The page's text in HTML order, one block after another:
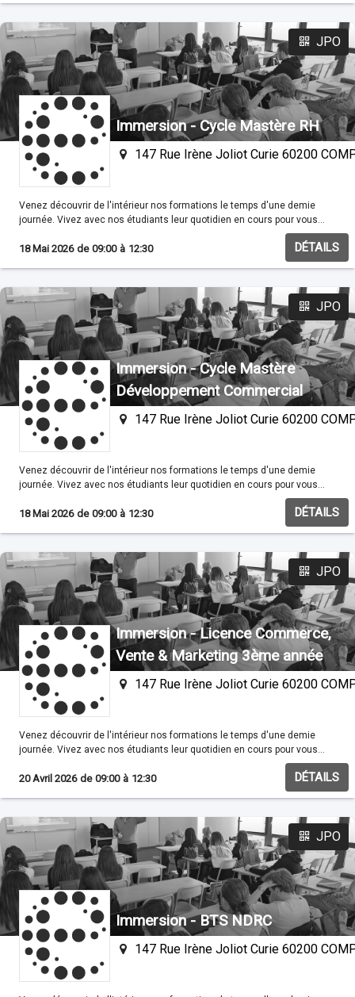
JPO
Immersion - Cycle Mastère RH
147 Rue Irène Joliot Curie 60200
Venez découvrir de l'intérieur nos formations le temps d'une demie
journée. Vivez avec nos étudiants leur quotidien en cours pour vous
18 Mai 2026 de 09:00 à 12:30 DÉTAILS
JPO
Immersion - Cycle Mastère
Développement Commercial
147 Rue Irène Joliot Curie 60200
Venez découvrir de l'intérieur nos formations le temps d'une demie
journée. Vivez avec nos étudiants leur quotidien en cours pour vous
18 Mai 2026 de 09:00 à 12:30 DÉTAILS
JPO
Immersion - Licence Commerce,
Vente & Marketing 3ème année
147 Rue Irène Joliot Curie 60200
Venez découvrir de l'intérieur nos formations le temps d'une demie
journée. Vivez avec nos étudiants leur quotidien en cours pour vous
20 Avril 2026 de 09:00 à 12:30 DÉTAILS
JPO
Immersion - BTS NDRC
147 Rue Irène Joliot Curie 60200